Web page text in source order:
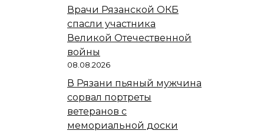
Врачи Рязанской ОКБ
спасли участника
Великой Отечественной
войны
08.08.2026
В Рязани пьяный мужчина
сорвал портреты
ветеранов с
мемориальной доски